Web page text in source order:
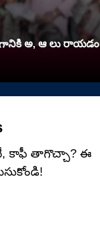
అ, ఆ లు రాయ‌డం
కాఫీ తాగొచ్చా? ఈ